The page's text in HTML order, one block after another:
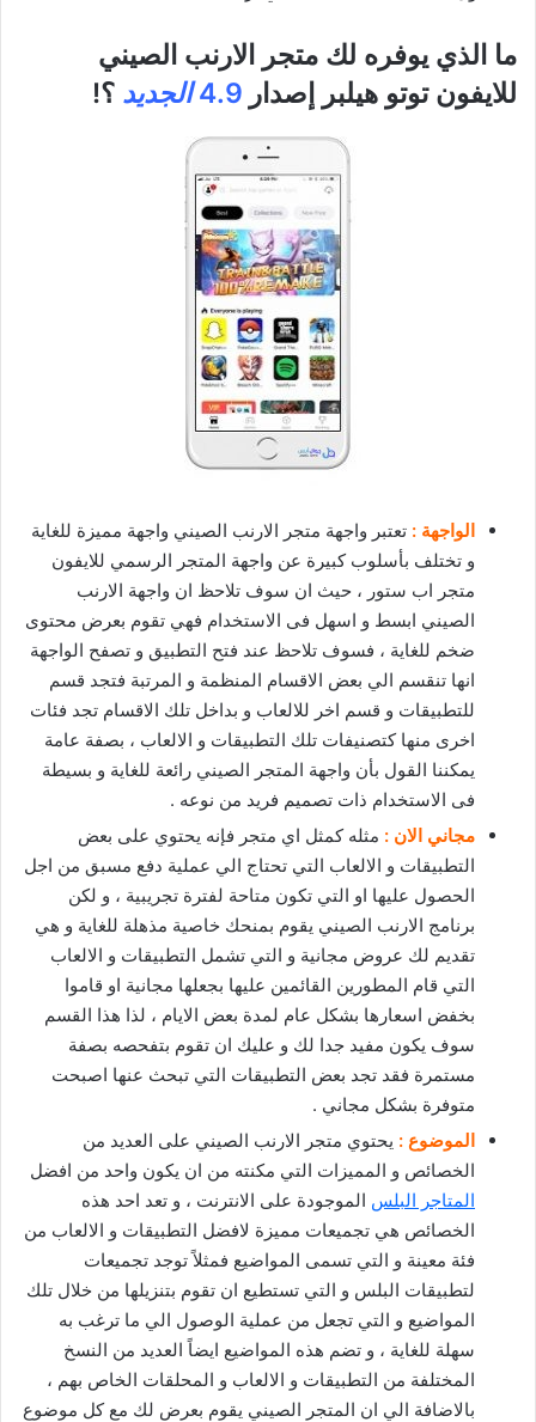
ما الذي يوفره لك متجر الارنب الصيني
للايفون توتو هيلبر إصدار
الجديد ؟!
الواجهة : تعتبر واجهة متجر الارنب الصيني واجهة مميزة للغاية
و تختلف بأسلوب كبيرة عن واجهة المتجر الرسمي للايفون
متجر اب ستور ، حيث ان سوف تلاحظ ان واجهة الارنب
الصيني ابسط و اسهل فى الاستخدام فهي تقوم بعرض محتوى
ضخم للغاية ، فسوف تلاحظ عند فتح التطبيق و تصفح الواجهة
انها تنقسم الي بعض الاقسام المنظمة و المرتبة فتجد قسم
للتطبيقات و قسم اخر للالعاب و بداخل تلك الاقسام تجد فئات
اخرى منها كتصنيفات تلك التطبيقات و الالعاب ، بصفة عامة
يمكننا القول بأن واجهة المتجر الصيني رائعة للغاية و بسيطة
فى الاستخدام ذات تصميم فريد من نوعه .
مجاني الان : مثله كمثل اي متجر فإنه يحتوي على بعض
التطبيقات و الالعاب التي تحتاج الي عملية دفع مسبق من اجل
الحصول عليها او التي تكون متاحة لفترة تجريبية ، و لكن
برنامج الارنب الصيني يقوم بمنحك خاصية مذهلة للغاية و هي
تقديم لك عروض مجانية و التي تشمل التطبيقات و الالعاب
التي قام المطورين القائمين عليها بجعلها مجانية او قاموا
بخفض اسعارها بشكل عام لمدة بعض الايام ، لذا هذا القسم
سوف يكون مفيد جدا لك و عليك ان تقوم بتفحصه بصفة
مستمرة فقد تجد بعض التطبيقات التي تبحث عنها اصبحت
متوفرة بشكل مجاني .
الموضوع : يحتوي متجر الارنب الصيني على العديد من
الخصائص و المميزات التي مكنته من ان يكون واحد من افضل
المتاجر البلس الموجودة على الانترنت ، و تعد احد هذه
الخصائص هي تجميعات مميزة لافضل التطبيقات و الالعاب من
فئة معينة و التي تسمى المواضيع فمثلاً توجد تجميعات
لتطبيقات البلس و التي تستطيع ان تقوم بتنزيلها من خلال تلك
المواضيع و التي تجعل من عملية الوصول الي ما ترغب به
سهلة للغاية ، و تضم هذه المواضيع ايضاً العديد من النسخ
المختلفة من التطبيقات و الالعاب و المحلقات الخاص بهم ،
بالاضافة الي ان المتجر الصيني يقوم بعرض لك مع كل موضوع